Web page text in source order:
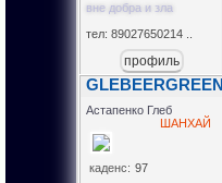
вне добра и зла
тел: 89027650214 ..
профиль
GLEBEERGREEN
Астапенко Глеб
ШАНХАЙ
каденс: 97